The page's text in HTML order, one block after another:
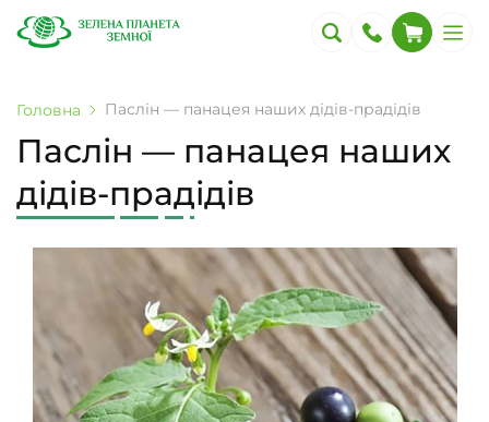
Головна Паслін — панацея наших дідів-прадідів
Паслін — панацея наших
дідів-прадідів